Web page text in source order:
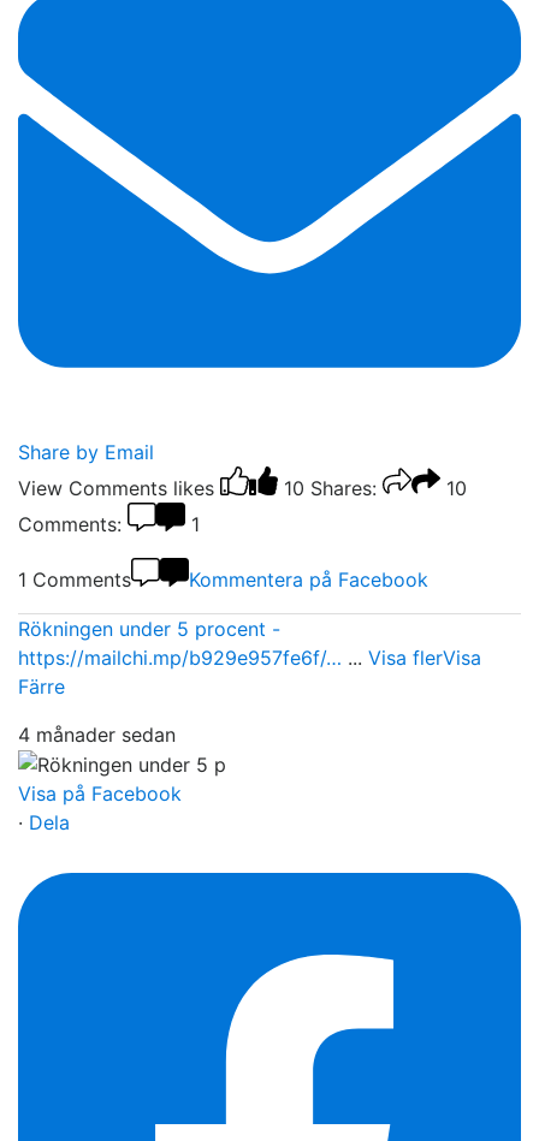
Share by Email
View Comments likes 10 Shares:
10
Comments:
1
1 Comments Kommentera på Facebook
Rökningen under 5 procent -
https://mailchi.mp/b929e957fe6f/… ... Visa flerVisa
Färre
4 månader sedan
Visa på Facebook
· Dela